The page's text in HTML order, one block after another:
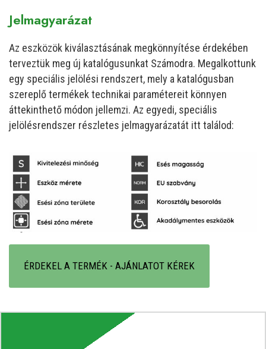
Jelmagyarázat
Az eszközök kiválasztásának megkönnyítése érdekében
terveztük meg új katalógusunkat Számodra. Megalkottunk
egy speciális jelölési rendszert, mely a katalógusban
szereplő termékek technikai paramétereit könnyen
áttekinthető módon jellemzi. Az egyedi, speciális
jelölésrendszer részletes jelmagyarázatát itt találod:
ÉRDEKEL A TERMÉK - AJÁNLATOT KÉREK